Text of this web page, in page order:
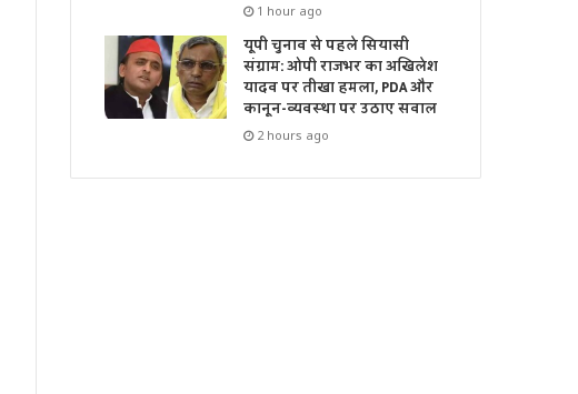
1 hour ago
यूपी चुनाव से पहले सियासी
संग्राम: ओपी राजभर का अखिलेश
यादव पर तीखा हमला, PDA और
कानून-व्यवस्था पर उठाए सवाल
2 hours ago